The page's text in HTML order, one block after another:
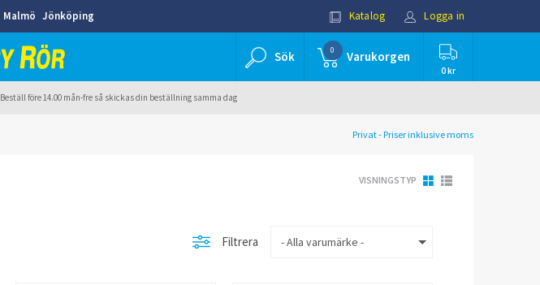
Malmö Jönköping Katalog Logga in
Sök 0 Varukorgen
0 kr
Beställ före 14.00 mån-fre så skickas din beställning samma dag
Privat - Priser inklusive moms
VISNINGSTYP
Filtrera